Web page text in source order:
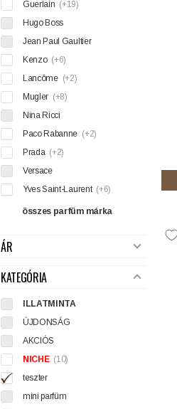
Guerlain (+19)
Hugo Boss
Jean Paul Gaultier
Kenzo (+6)
Lancôme (+2)
Mugler (+8)
Nina Ricci
Paco Rabanne (+2)
Prada (+2)
Versace
Yves Saint-Laurent (+6)
összes parfüm márka
ÁR
KATEGÓRIA
ILLATMINTA
ÚJDONSÁG
AKCIÓS
NICHE (10)
teszter
mini parfüm